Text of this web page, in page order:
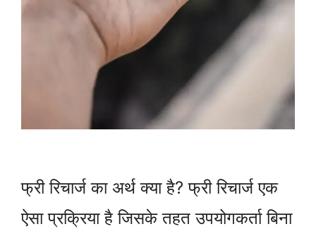
फ्री रिचार्ज का अर्थ क्या है? फ्री रिचार्ज एक
ऐसा प्रक्रिया है जिसके तहत उपयोगकर्ता बिना